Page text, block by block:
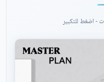
- اضغط للتكبير